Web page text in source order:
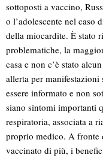
sottoposti a vaccino,
o l’adolescente nel caso
della miocardite. È stato
problematiche, la
casa e non c’è stato
allerta per
essere informato e non
siano sintomi importanti
respiratoria, associata a
proprio medico. A fronte
vaccinato di più, i